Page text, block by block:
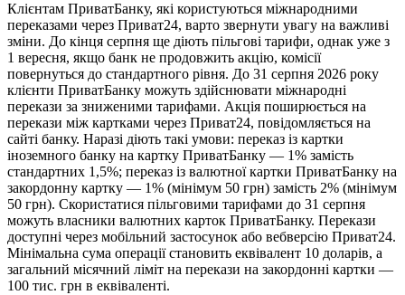
Клієнтам ПриватБанку, які користуються міжнародними
переказами через Приват24, варто звернути увагу на важливі
зміни. До кінця серпня ще діють пільгові тарифи, однак уже з
1 вересня, якщо банк не продовжить акцію, комісії
повернуться до стандартного рівня. До 31 серпня 2026 року
клієнти ПриватБанку можуть здійснювати міжнародні
перекази за зниженими тарифами. Акція поширюється на
перекази між картками через Приват24, повідомляється на
сайті банку. Наразі діють такі умови: переказ із картки
іноземного банку на картку ПриватБанку — 1% замість
стандартних 1,5%; переказ із валютної картки ПриватБанку на
закордонну картку — 1% (мінімум 50 грн) замість 2% (мінімум
50 грн). Скористатися пільговими тарифами до 31 серпня
можуть власники валютних карток ПриватБанку. Перекази
доступні через мобільний застосунок або вебверсію Приват24.
Мінімальна сума операції становить еквівалент 10 доларів, а
загальний місячний ліміт на перекази на закордонні картки —
100 тис. грн в еквіваленті.